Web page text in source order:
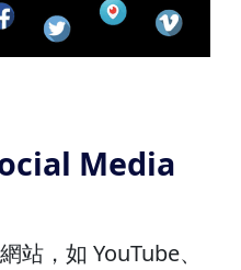
Media
站，如 YouTube、